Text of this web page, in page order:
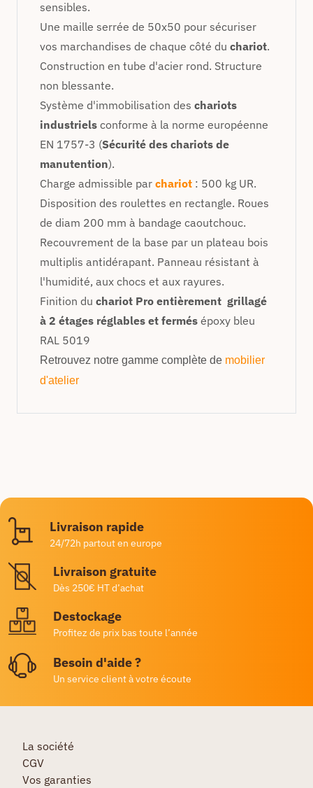
sensibles.
Une maille serrée de 50x50 pour sécuriser
vos marchandises de chaque côté du chariot.
Construction en tube d'acier rond. Structure
non blessante.
Système d'immobilisation des chariots
industriels conforme à la norme européenne
EN 1757-3 (Sécurité des chariots de
manutention).
Charge admissible par chariot : 500 kg UR.
Disposition des roulettes en rectangle. Roues
de diam 200 mm à bandage caoutchouc.
Recouvrement de la base par un plateau bois
multiplis antidérapant. Panneau résistant à
l'humidité, aux chocs et aux rayures.
Finition du chariot Pro entièrement grillagé
à 2 étages réglables et fermés époxy bleu
RAL 5019
Retrouvez notre gamme complète de mobilier
d'atelier
Livraison rapide
24/72h partout en europe
Livraison gratuite
Dès 250€ HT d’achat
Destockage
Profitez de prix bas toute l’année
Besoin d'aide ?
Un service client à votre écoute
La société
CGV
Vos garanties